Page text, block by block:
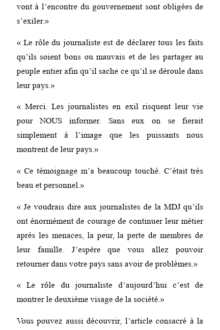
vont à l’encontre du gouvernement sont obligées de
s’exiler.»
« Le rôle du journaliste est de déclarer tous les faits
qu’ils soient bons ou mauvais et de les partager au
peuple entier afin qu’il sache ce qu’il se déroule dans
leur pays.»
« Merci. Les journalistes en exil risquent leur vie
pour NOUS informer. Sans eux on se fierait
simplement à l’image que les puissants nous
montrent de leur pays.»
« Ce témoignage m’a beaucoup touché. C’était très
beau et personnel.»
« Je voudrais dire aux journalistes de la MDJ qu’ils
ont énormément de courage de continuer leur métier
après les menaces, la peur, la perte de membres de
leur famille. J’espère que vous allez pouvoir
retourner dans votre pays sans avoir de problèmes.»
« Le rôle du journaliste d’aujourd’hui c’est de
montrer le deuxième visage de la société.»
Vous pouvez aussi découvrir, l’article consacré à la